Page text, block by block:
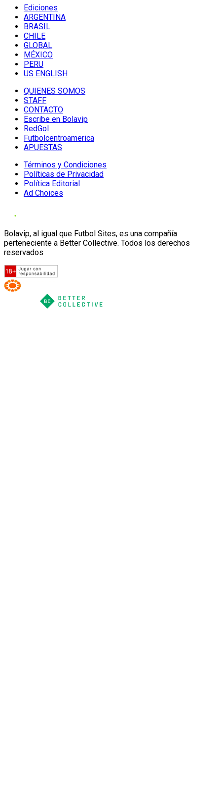
Ediciones
ARGENTINA
BRASIL
CHILE
GLOBAL
MÉXICO
PERU
US ENGLISH
QUIENES SOMOS
STAFF
CONTACTO
Escribe en Bolavip
RedGol
Futbolcentroamerica
APUESTAS
Términos y Condiciones
Políticas de Privacidad
Política Editorial
Ad Choices
Bolavip, al igual que Futbol Sites, es una compañía
perteneciente a Better Collective. Todos los derechos
reservados